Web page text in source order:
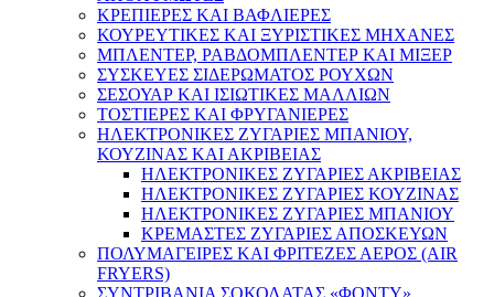
ΚΡΕΠΙΕΡΕΣ ΚΑΙ ΒΑΦΛΙΕΡΕΣ
ΚΟΥΡΕΥΤΙΚΕΣ ΚΑΙ ΞΥΡΙΣΤΙΚΕΣ ΜΗΧΑΝΕΣ
ΜΠΛΕΝΤΕΡ, ΡΑΒΔΟΜΠΛΕΝΤΕΡ ΚΑΙ ΜΙΞΕΡ
ΣΥΣΚΕΥΕΣ ΣΙΔΕΡΩΜΑΤΟΣ ΡΟΥΧΩΝ
ΣΕΣΟΥΑΡ ΚΑΙ ΙΣΙΩΤΙΚΕΣ ΜΑΛΛΙΩΝ
ΤΟΣΤΙΕΡΕΣ ΚΑΙ ΦΡΥΓΑΝΙΕΡΕΣ
ΗΛΕΚΤΡΟΝΙΚΕΣ ΖΥΓΑΡΙΕΣ ΜΠΑΝΙΟΥ,
ΚΟΥΖΙΝΑΣ ΚΑΙ ΑΚΡΙΒΕΙΑΣ
ΗΛΕΚΤΡΟΝΙΚΕΣ ΖΥΓΑΡΙΕΣ ΑΚΡΙΒΕΙΑΣ
ΗΛΕΚΤΡΟΝΙΚΕΣ ΖΥΓΑΡΙΕΣ ΚΟΥΖΙΝΑΣ
ΗΛΕΚΤΡΟΝΙΚΕΣ ΖΥΓΑΡΙΕΣ ΜΠΑΝΙΟΥ
ΚΡΕΜΑΣΤΕΣ ΖΥΓΑΡΙΕΣ ΑΠΟΣΚΕΥΩΝ
ΠΟΛΥΜΑΓΕΙΡΕΣ ΚΑΙ ΦΡΙΤΕΖΕΣ ΑΕΡΟΣ (AIR
FRYERS)